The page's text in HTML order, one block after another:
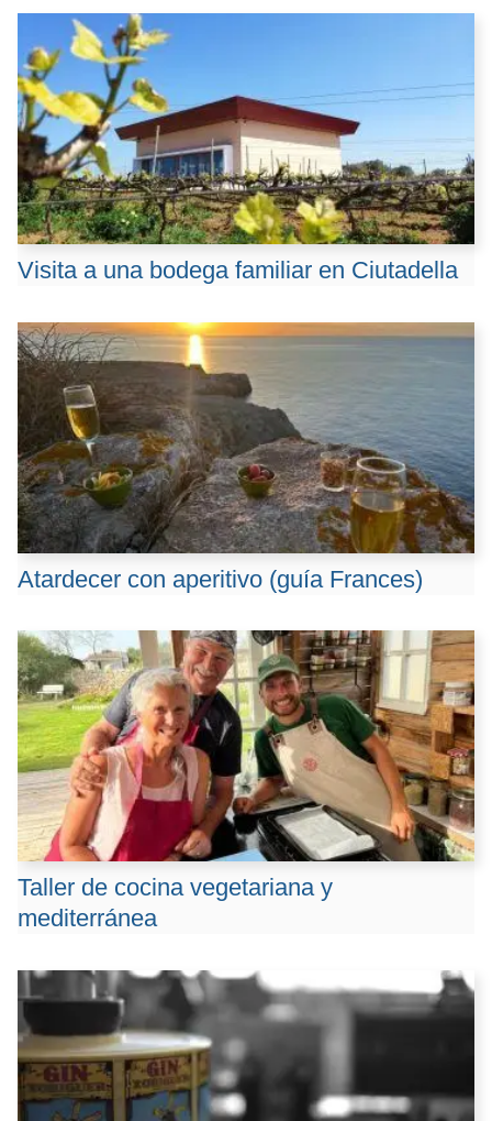
Visita a una bodega familiar en Ciutadella
Atardecer con aperitivo (guía Frances)
Taller de cocina vegetariana y
mediterránea